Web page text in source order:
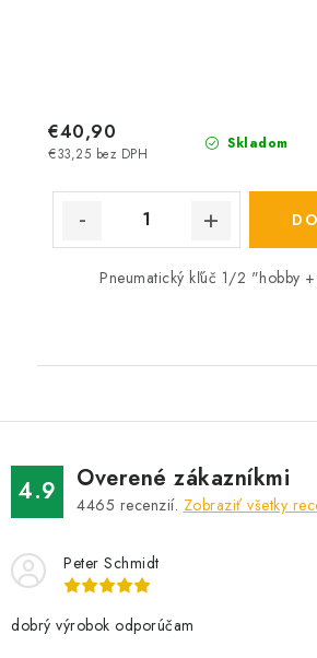
Skladom
€33,25 bez DPH
€40,90
Pneumatický kľúč 1/2 "hobby +
4.9 Overené zákazníkmi
4465 recenzií. Zobraziť všetky
Peter Schmidt
dobrý výrobok odporúčam